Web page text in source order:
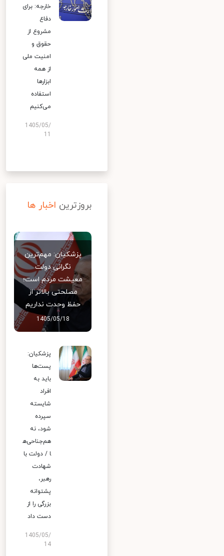
خارجه: برای
دفاع
مشروع از
حقوق و
امنیت ملی
از همه
ابزارها
استفاده
می‌کنیم
1405/05/
بروزترین اخبار ها
پزشکیان: مهم‌ترین
نگرانی دولت
معیشت مردم است؛
مصلحتی بالاتر از
حفظ وحدت نداریم
1405/05/18
پزشکیان:
پست‌ها
باید به
افراد
شایسته
سپرده
شود، نه
هم‌جناحی‌ه
ا / دولت با
شهادت
رهبر،
پشتوانه
بزرگی را از
دست داد
1405/05/
14